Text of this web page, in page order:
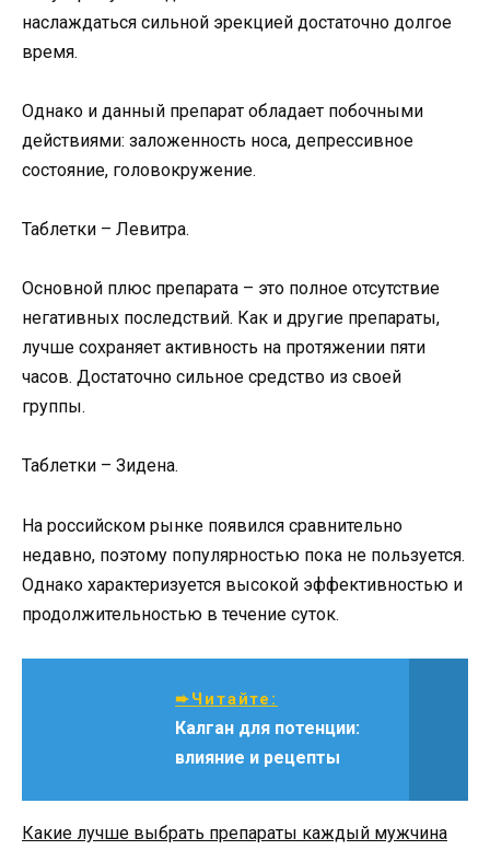
наслаждаться сильной эрекцией достаточно долгое
время.
Однако и данный препарат обладает побочными
действиями: заложенность носа, депрессивное
состояние, головокружение.
Таблетки – Левитра.
Основной плюс препарата – это полное отсутствие
негативных последствий. Как и другие препараты,
лучше сохраняет активность на протяжении пяти
часов. Достаточно сильное средство из своей
группы.
Таблетки – Зидена.
На российском рынке появился сравнительно
недавно, поэтому популярностью пока не пользуется.
Однако характеризуется высокой эффективностью и
продолжительностью в течение суток.
➨Читайте:
Калган для потенции:
влияние и рецепты
Какие лучше выбрать препараты каждый мужчина